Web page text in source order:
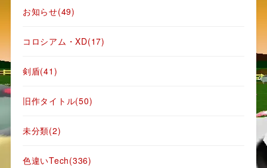
お知らせ(49)
コロシアム・XD(17)
剣盾(41)
旧作タイトル(50)
未分類(2)
色違いTech(336)